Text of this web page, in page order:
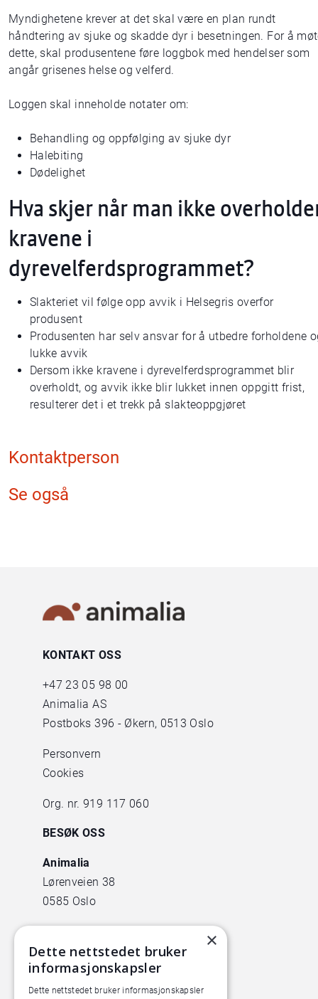
Myndighetene krever at det skal være en plan rundt
håndtering av sjuke og skadde dyr i besetningen. For å
dette, skal produsentene føre loggbok med hendelser som
angår grisenes helse og velferd.
Loggen skal inneholde notater om:
Behandling og oppfølging av sjuke dyr
Halebiting
Dødelighet
Hva skjer når man ikke
kravene i
dyrevelferdsprogrammet?
Slakteriet vil følge opp avvik i Helsegris overfor
produsent
Produsenten har selv ansvar for å utbedre forholdene
lukke avvik
Dersom ikke kravene i dyrevelferdsprogrammet blir
overholdt, og avvik ikke blir lukket innen oppgitt frist,
resulterer det i et trekk på slakteoppgjøret
Kontaktperson
Se også
KONTAKT OSS
+47 23 05 98 00
Animalia AS
Postboks 396 - Økern, 0513 Oslo
Personvern
Cookies
Org. nr. 919 117 060
BESØK OSS
Animalia
Lørenveien 38
0585 Oslo
Økern Torgvei 13,
inngang B
×
Dette nettstedet bruker
informasjonskapsler
Dette nettstedet bruker informasjonskapsler